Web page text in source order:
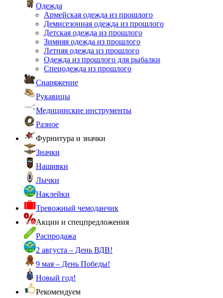
Одежда
Армейская одежда из прошлого
Демисезонная одежда из прошлого
Детская одежда из прошлого
Зимняя одежда из прошлого
Летняя одежда из прошлого
Одежда из прошлого для рыбалки
Спецодежда из прошлого
Снаряжение
Рукавицы
Медицинские инструменты
Разное
Фурнитура и значки
Значки
Нашивки
Лычки
Наклейки
Тревожный чемоданчик
Акции и спецпредложения
Распродажа
2 августа – День ВДВ!
9 мая – День Победы!
Новый год!
Рекомендуем